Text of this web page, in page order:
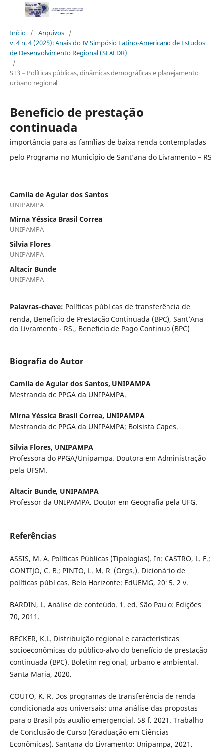
Início / Arquivos /
v. 4 n. 4 (2025): Anais do IV Simpósio Latino-Americano de Estudos
de Desenvolvimento Regional (SLAEDR)
/
ST3 – Políticas públicas, dinâmicas demográficas e planejamento
urbano regional
Benefício de prestação
continuada
importância para as famílias de baixa renda contempladas
pelo Programa no Município de Sant’ana do Livramento – RS
Camila de Aguiar dos Santos
UNIPAMPA
Mirna Yéssica Brasil Correa
UNIPAMPA
Silvia Flores
UNIPAMPA
Altacir Bunde
UNIPAMPA
Palavras-chave: Políticas públicas de transferência de
renda, Benefício de Prestação Continuada (BPC), Sant’Ana
do Livramento - RS., Beneficio de Pago Continuo (BPC)
Biografia do Autor
Camila de Aguiar dos Santos, UNIPAMPA
Mestranda do PPGA da UNIPAMPA.
Mirna Yéssica Brasil Correa, UNIPAMPA
Mestranda do PPGA da UNIPAMPA; Bolsista Capes.
Silvia Flores, UNIPAMPA
Professora do PPGA/Unipampa. Doutora em Administração
pela UFSM.
Altacir Bunde, UNIPAMPA
Professor da UNIPAMPA. Doutor em Geografia pela UFG.
Referências
ASSIS, M. A. Políticas Públicas (Tipologias). In: CASTRO, L. F.;
GONTIJO, C. B.; PINTO, L. M. R. (Orgs.). Dicionário de
políticas públicas. Belo Horizonte: EdUEMG, 2015. 2 v.
BARDIN, L. Análise de conteúdo. 1. ed. São Paulo: Edições
70, 2011.
BECKER, K.L. Distribuição regional e características
socioeconômicas do público-alvo do benefício de prestação
continuada (BPC). Boletim regional, urbano e ambiental.
Santa Maria, 2020.
COUTO, K. R. Dos programas de transferência de renda
condicionada aos universais: uma análise das propostas
para o Brasil pós auxílio emergencial. 58 f. 2021. Trabalho
de Conclusão de Curso (Graduação em Ciências
Econômicas). Santana do Livramento: Unipampa, 2021.